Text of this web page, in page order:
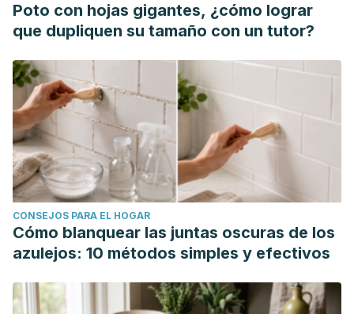
Poto con hojas gigantes, ¿cómo lograr
que dupliquen su tamaño con un tutor?
CONSEJOS PARA EL HOGAR
Cómo blanquear las juntas oscuras de los
azulejos: 10 métodos simples y efectivos